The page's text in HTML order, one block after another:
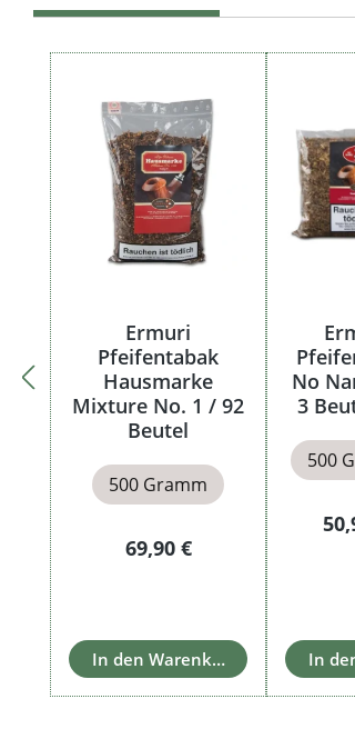
Produktgalerie überspringen
Ermuri
Pfeifentabak
Hausmarke
Mixture No. 1 / 92
Beutel
500 Gramm
Regulärer Preis:
69,90 €
In den Warenkorb
No
3
500
In